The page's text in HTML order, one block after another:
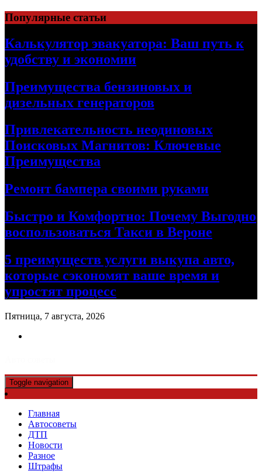
Skip
to
content
Популярные статьи
Калькулятор эвакуатора: Ваш путь к
удобству и экономии
Преимущества бензиновых и
дизельных генераторов
Привлекательность неодиновых
Поисковых Магнитов: Ключевые
Преимущества
Ремонт бампера своими руками
Быстро и Комфортно: Почему Выгодно
воспользоваться Такси в Вероне
5 преимуществ услуги выкупа авто,
которые сэкономят ваше время и
упростят процесс
Пятница, 7 августа, 2026
Toggle navigation
Главная
Автосоветы
ДТП
Новости
Разное
Штрафы